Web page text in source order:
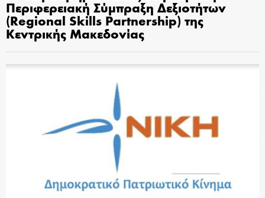
Περιφερειακή Σύμπραξη Δεξιοτήτων
(Regional Skills Partnership) της
Κεντρικής Μακεδονίας